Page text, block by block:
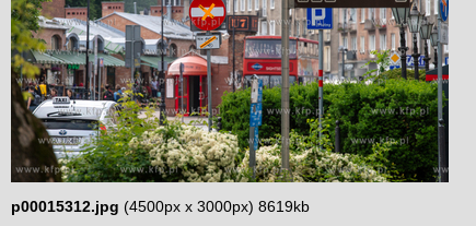
p00015312.jpg (4500px x 3000px) 8619kb